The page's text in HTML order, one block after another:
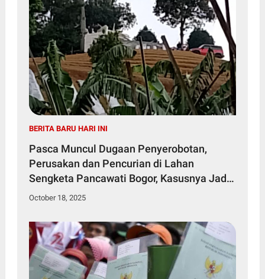
BERITA BARU HARI INI
Pasca Muncul Dugaan Penyerobotan,
Perusakan dan Pencurian di Lahan
Sengketa Pancawati Bogor, Kasusnya Jadi
Sorotan Publik
October 18, 2025